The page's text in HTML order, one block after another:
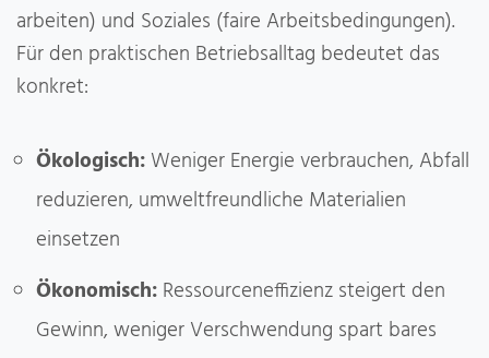
arbeiten) und Soziales (faire Arbeitsbedingungen).
Für den praktischen Betriebsalltag bedeutet das
konkret:
Ökologisch: Weniger Energie verbrauchen, Abfall
reduzieren, umweltfreundliche Materialien
einsetzen
Ökonomisch: Ressourceneffizienz steigert den
Gewinn, weniger Verschwendung spart bares